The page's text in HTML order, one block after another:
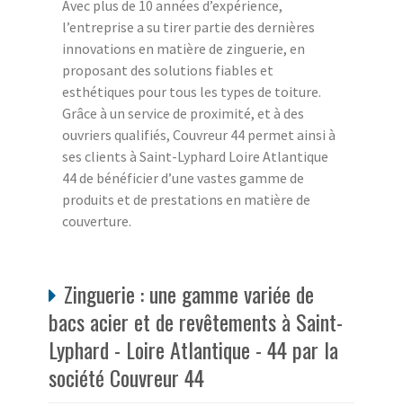
Avec plus de 10 années d’expérience,
l’entreprise a su tirer partie des dernières
innovations en matière de zinguerie, en
proposant des solutions fiables et
esthétiques pour tous les types de toiture.
Grâce à un service de proximité, et à des
ouvriers qualifiés, Couvreur 44 permet ainsi à
ses clients à Saint-Lyphard Loire Atlantique
44 de bénéficier d’une vastes gamme de
produits et de prestations en matière de
couverture.
Zinguerie : une gamme variée de
bacs acier et de revêtements à Saint-
Lyphard - Loire Atlantique - 44 par la
société Couvreur 44